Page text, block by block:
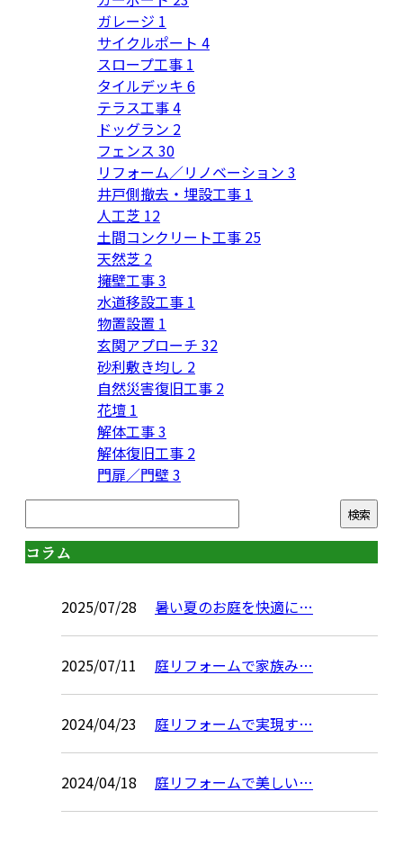
ガレージ 1
サイクルポート 4
スロープ工事 1
タイルデッキ 6
テラス工事4
ドッグラン 2
フェンス 30
リフォーム／リノベーション 3
井戸側撤去・埋設工事 1
人工芝 12
土間コンクリート工事 25
天然芝 2
擁壁工事3
水道移設工事 1
物置設置 1
玄関アプローチ 32
砂利敷き均し 2
自然災害復旧工事 2
花壇 1
解体工事3
解体復旧工事 2
門扉／門壁3
コラム
2025/07/28 暑い夏のお庭を快適に…
2025/07/11 庭リフォームで家族み…
2024/04/23 庭リフォームで実現す…
2024/04/18 庭リフォームで美しい…